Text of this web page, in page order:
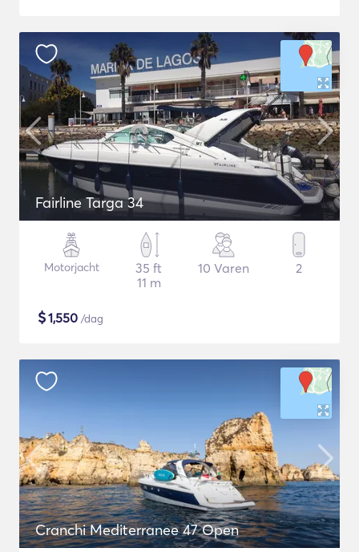
Fairline Targa 34
Motorjacht
35 ft
11 m
10 Varen 2
$1,550 /dag
Cranchi Mediterranee 47 Open